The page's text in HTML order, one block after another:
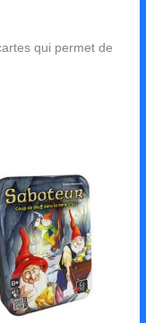
qui permet de